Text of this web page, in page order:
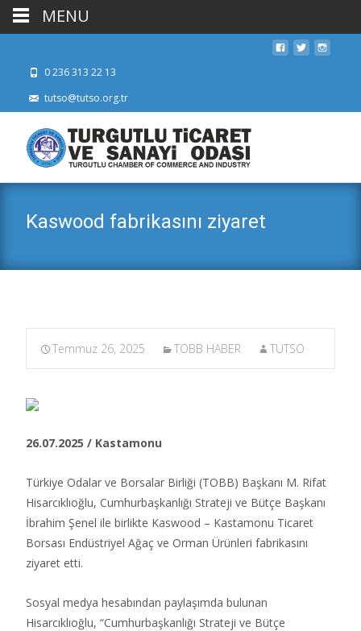
0 236 313 22 13
tutso@tutso.org.tr
Kaswood fabrikasını ziyaret
Temmuz 26, 2025 TOBB HABER TUTSO
26.07.2025 / Kastamonu
Türkiye Odalar ve Borsalar Birliği (TOBB) Başkanı M. Rifat
Hisarcıklıoğlu, Cumhurbaşkanlığı Strateji ve Bütçe Başkanı
İbrahim Şenel ile birlikte Kaswood – Kastamonu Ticaret
Borsası Endüstriyel Ağaç ve Orman Ürünleri fabrikasını
ziyaret etti.​
Sosyal medya hesabından paylaşımda bulunan
Hisarcıklıoğlu, “Cumhurbaşkanlığı Strateji ve Bütçe
MENU